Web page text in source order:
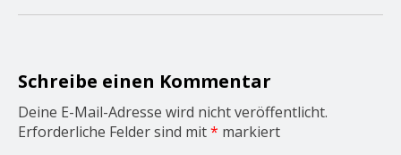
o
Schreibe einen Kommentar
Deine E-Mail-Adresse wird nicht veröffentlicht.
Erforderliche Felder sind mit* markiert